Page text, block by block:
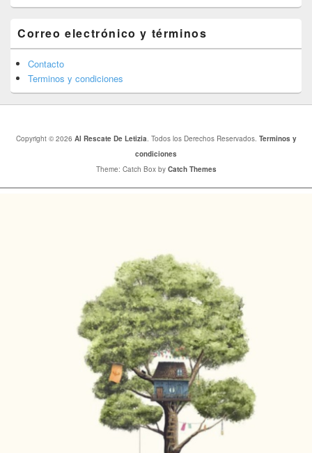
Correo electrónico y términos
Contacto
Terminos y condiciones
Copyright © 2026 Al Rescate De Letizia . Todos los Derechos Reservados. Terminos y
condiciones
Theme: Catch Box by Catch Themes